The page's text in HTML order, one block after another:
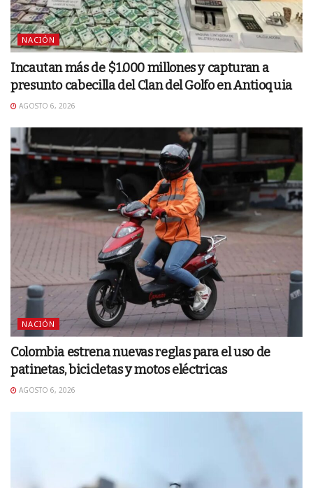
NACIÓN
Incautan más de $1.000 millones y capturan a
presunto cabecilla del Clan del Golfo en Antioquia
AGOSTO 6, 2026
NACIÓN
Colombia estrena nuevas reglas para el uso de
patinetas, bicicletas y motos eléctricas
AGOSTO 6, 2026